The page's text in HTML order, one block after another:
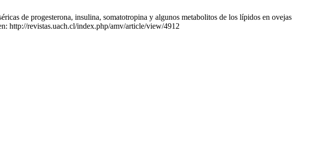
de progesterona, insulina, somatotropina y algunos metabolitos de los lípidos en ovejas
http://revistas.uach.cl/index.php/amv/article/view/4912